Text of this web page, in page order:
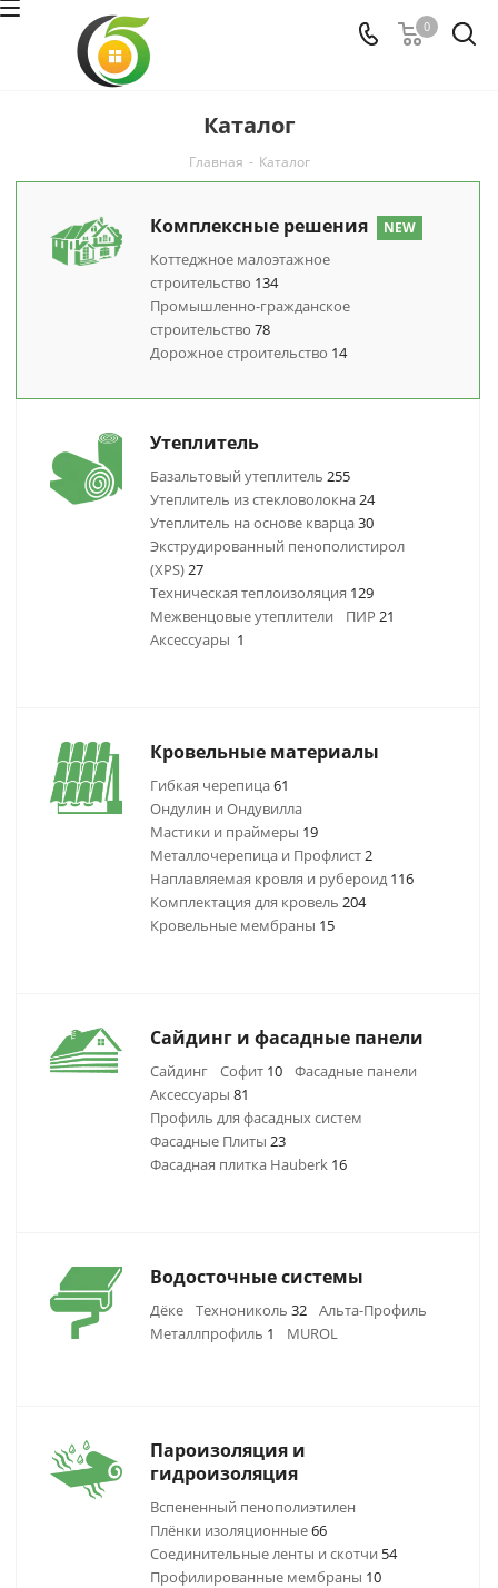
0
Каталог
Главная - Каталог
Комплексные решения NEW
Коттеджное малоэтажное
строительство 134
Промышленно-гражданское
строительство 78
Дорожное строительство 14
Утеплитель
Базальтовый утеплитель 255
Утеплитель из стекловолокна24
Утеплитель на основе кварца30
Экструдированный пенополистирол
(XPS)27
Техническая теплоизоляция 129
Межвенцовые утеплители
ПИР 21
Аксессуары 1
Кровельные материалы
Гибкая черепица61
Ондулин и Ондувилла
Мастики и праймеры 19
Металлочерепица и Профлист2
Наплавляемая кровля и рубероид 116
Комплектация для кровель 204
Кровельные мембраны 15
Сайдинг и фасадные панели
Сайдинг Софит 10
Фасадные панели
Аксессуары 81
Профиль для фасадных систем
Фасадные Плиты 23
Фасадная плитка Hauberk 16
Водосточные системы
Дёке Технониколь 32
Альта-Профиль
Металлпрофиль 1 MUROL
Пароизоляция и
гидроизоляция
Вспененный пенополиэтилен
Плёнки изоляционные66
Соединительные ленты и скотчи 54
Профилированные мембраны 10